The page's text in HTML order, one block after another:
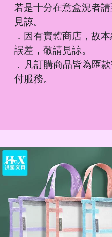
若是十分在意盒況者
見諒。
．因有實體商店，故
誤差，敬請見諒。
． 凡訂購商品皆為匯
付服務。